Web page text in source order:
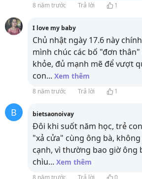
8 năm trước Trả lời 1
I love my baby
Chủ nhật ngày 17.6 này
mình chúc các bố "đơn
khỏe, đủ mạnh mẽ để vượt
con... Xem thêm
8 năm trước Trả lời 1
B bietsaonoivay
Đôi khi suốt năm học, trẻ
"xả cửa" cùng ông bà,
cạnh, vì thường bao giờ ông
chìu... Xem thêm
8 năm trước Trả lời 0